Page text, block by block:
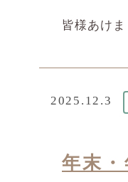
皆様あけ
2025.12.3
年末